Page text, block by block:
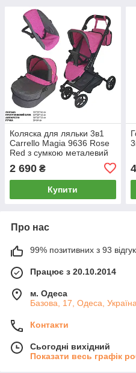
Коляска для ляльки 3в1
Carrello Magia 9636 Rose
Red з сумкою металевий
2 690 ₴
Купити
Про нас
99% позитивних з 93
Працює з 20.10.2014
м. Одеса
Базова, 17, Одеса, Україна
Контакти
Сьогодні вихідний
Показати весь графік